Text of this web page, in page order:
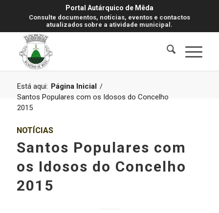
Portal Autárquico de Mêda
Consulte documentos, notícias, eventos e contactos
atualizados sobre a atividade municipal.
Está aqui: Página Inicial /
Santos Populares com os Idosos do Concelho
2015
NOTÍCIAS
Santos Populares com
os Idosos do Concelho
2015